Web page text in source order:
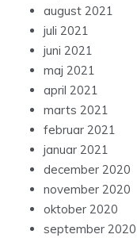
august 2021
juli 2021
juni 2021
maj 2021
april 2021
marts 2021
februar 2021
januar 2021
december 2020
november 2020
oktober 2020
september 2020